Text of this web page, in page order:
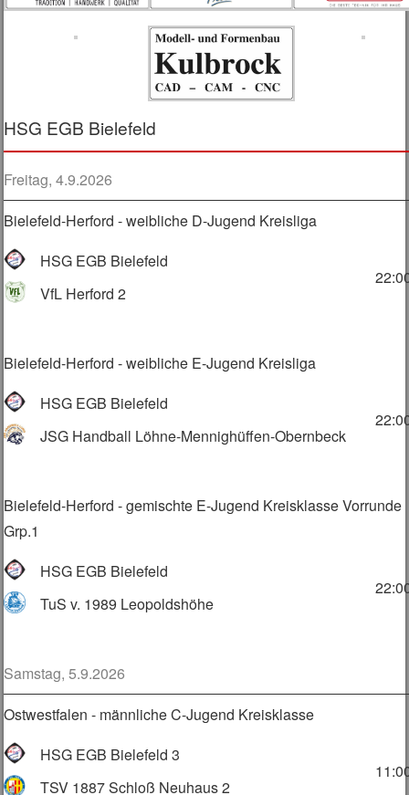
HSG EGB Bielefeld
Freitag, 4.9.2026
Bielefeld-Herford - weibliche D-Jugend Kreisliga
HSG EGB Bielefeld
VfL Herford 2
Bielefeld-Herford - weibliche E-Jugend Kreisliga
HSG EGB Bielefeld
JSG Handball Löhne-Mennighüffen-Obernbeck
Bielefeld-Herford - gemischte E-Jugend Kreisklasse Vorrunde
Grp.1
HSG EGB Bielefeld
TuS v. 1989 Leopoldshöhe
Samstag, 5.9.2026
Ostwestfalen - männliche C-Jugend Kreisklasse
HSG EGB Bielefeld 3
TSV 1887 Schloß Neuhaus 2